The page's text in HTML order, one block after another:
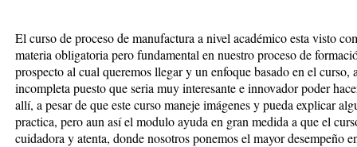
El curso de proceso de manufactura a nivel académico esta visto
materia obligatoria pero fundamental en nuestro proceso de
prospecto al cual queremos llegar y un enfoque basado en el curso,
incompleta puesto que seria muy interesante e innovador poder
allí, a pesar de que este curso maneje imágenes y pueda explicar
practica, pero aun así el modulo ayuda en gran medida a que el
cuidadora y atenta, donde nosotros ponemos el mayor desempeño